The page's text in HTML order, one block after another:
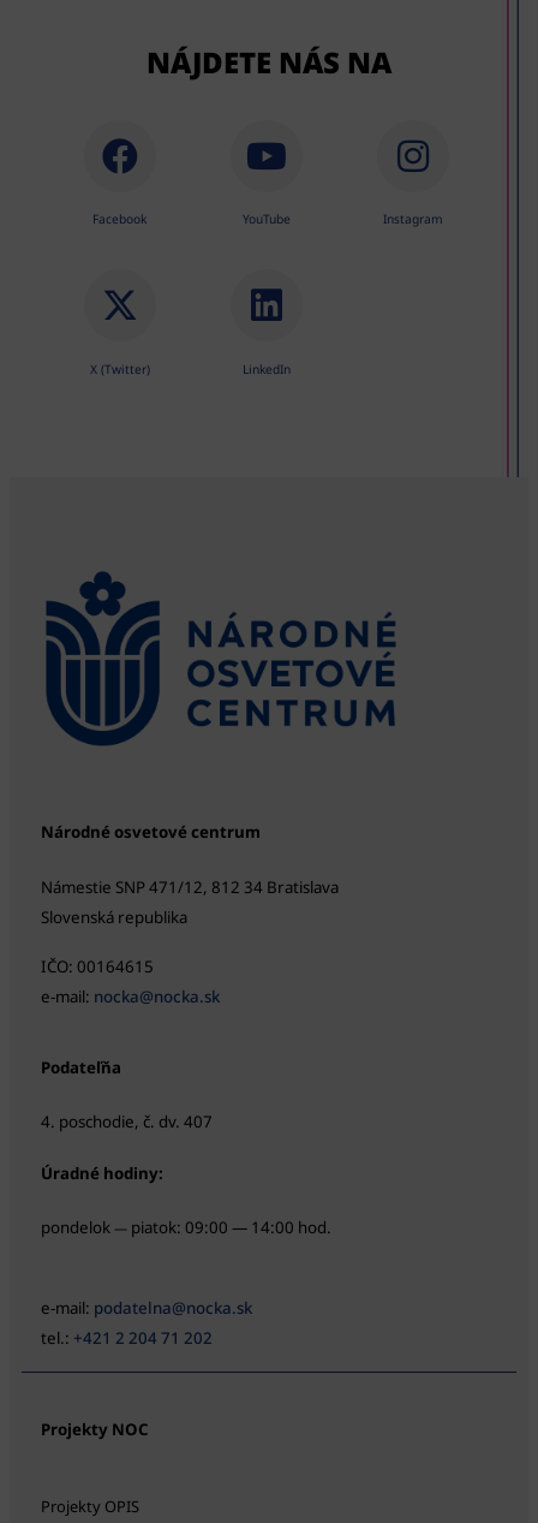
NÁJDETE NÁS NA
Facebook YouTube Instagram
X (Twitter) LinkedIn
Národné osvetové centrum
Námestie SNP 471/12, 812 34 Bratislava
Slovenská republika
IČO: 00164615
e-mail: nocka@nocka.sk
Podateľňa
4. poschodie, č. dv. 407
Úradné hodiny:
pondelok — piatok: 09:00 — 14:00 hod.
e-mail: podatelna@nocka.sk
tel.: +421 2 204 71 202
Projekty NOC
Projekty OPIS